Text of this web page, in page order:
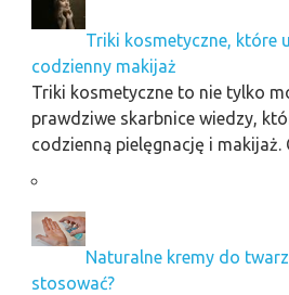
Triki kosmetyczne, które
codzienny makijaż
Triki kosmetyczne to nie tylko
prawdziwe skarbnice wiedzy,
codzienną pielęgnację i makijaż.
Naturalne kremy do
stosować?